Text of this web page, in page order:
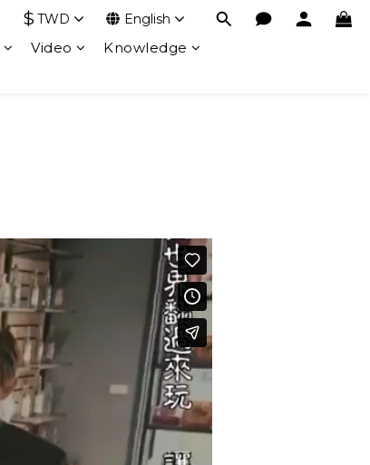
$ TWD English
Video Knowledge